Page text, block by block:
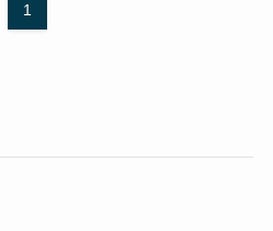
1